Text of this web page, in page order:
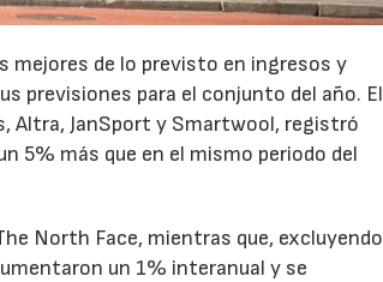
mejores de lo previsto en ingresos y
previsiones para el conjunto del año. El
Altra, JanSport y Smartwool, registró
5% más que en el mismo periodo del
North Face, mientras que, excluyendo
un 1% interanual y se